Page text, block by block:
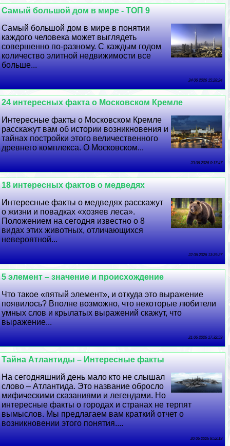
Самый большой дом в мире - ТОП 9
Самый большой дом в мире в понятии
каждого человека может выглядеть
совершенно по-разному. С каждым годом
количество элитной недвижимости все
больше...
24 06 2026 15:28:24
24 интересных факта о Московском Кремле
Интересные факты о Московском Кремле
расскажут вам об истории возникновения и
тайнах постройки этого величественного
древнего комплекса. О Московском...
23 06 2026 0:17:47
18 интересных фактов о медведях
Интересные факты о медведях расскажут
о жизни и повадках «хозяев леса».
Положением на сегодня известно о 8
видах этих животных, отличающихся
невероятной...
22 06 2026 13:39:37
5 элемент – значение и происхождение
Что такое «пятый элемент», и откуда это выражение
появилось? Вполне возможно, что некоторые любители
умных слов и крылатых выражений скажут, что
выражение...
21 06 2026 17:32:59
Тайна Атлантиды – Интересные факты
На сегодняшний день мало кто не слышал
слово – Атлантида. Это название обросло
мифическими сказаниями и легендами. Но
интересные факты о городах и странах не терпят
вымыслов. Мы предлагаем вам краткий отчет о
возникновении этого понятия....
20 06 2026 8:52:19